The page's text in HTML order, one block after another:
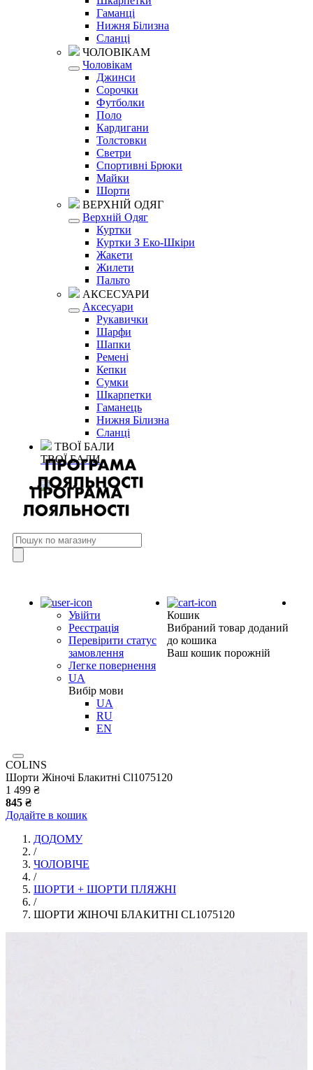
Гаманці
Нижня Білизна
Сланці
ЧОЛОВІКАМ
Чоловікам
Джинси
Сорочки
Футболки
Поло
Кардигани
Толстовки
Светри
Спортивні Брюки
Майки
Шорти
ВЕРХНІЙ ОДЯГ
Верхній Одяг
Куртки
Куртки З Еко-Шкіри
Жакети
Жилети
Пальто
АКСЕСУАРИ
Аксесуари
Рукавички
Шарфи
Шапки
Ремені
Кепки
Сумки
Шкарпетки
Гаманець
Нижня Білизна
Сланці
ТВОЇ БАЛИ
ТВОЇ БАЛИ
Увійти
Реєстрація
Перевірити статус
замовлення
Легке повернення
UA
Вибір мови
UA
RU
EN
Кошик
Вибраний товар доданий
до кошика
Ваш кошик порожній
COLINS
Шорти Жіночі Блакитні Cl1075120
1 499 ₴
845 ₴
Додайте в кошик
ДОДОМУ
/
ЧОЛОВІЧЕ
/
ШОРТИ + ШОРТИ ПЛЯЖНІ
/
ШОРТИ ЖІНОЧІ БЛАКИТНІ CL1075120